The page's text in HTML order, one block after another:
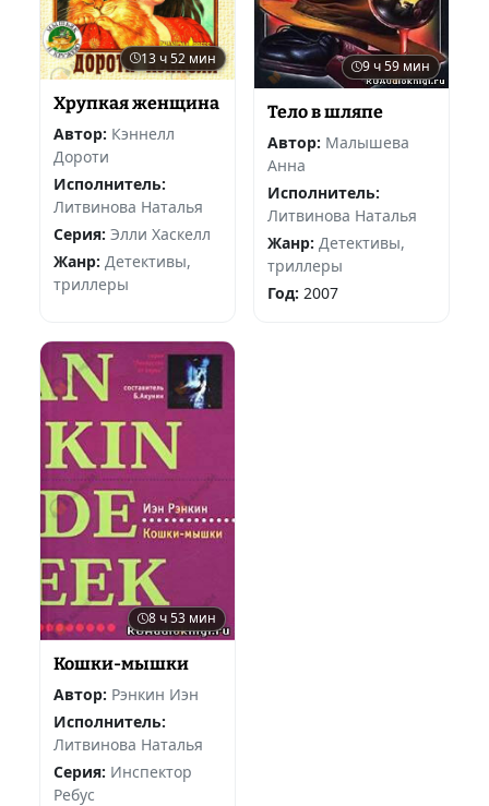
13 ч 52 мин
Хрупкая женщина
Автор: Кэннелл
Дороти
Исполнитель:
Литвинова Наталья
Серия: Элли Хаскелл
Жанр: Детективы,
триллеры
9 ч 59 мин
Тело в шляпе
Автор: Малышева
Анна
Исполнитель:
Литвинова Наталья
Жанр: Детективы,
триллеры
Год: 2007
8 ч 53 мин
Кошки-мышки
Автор: Рэнкин Иэн
Исполнитель:
Литвинова Наталья
Серия: Инспектор
Ребус